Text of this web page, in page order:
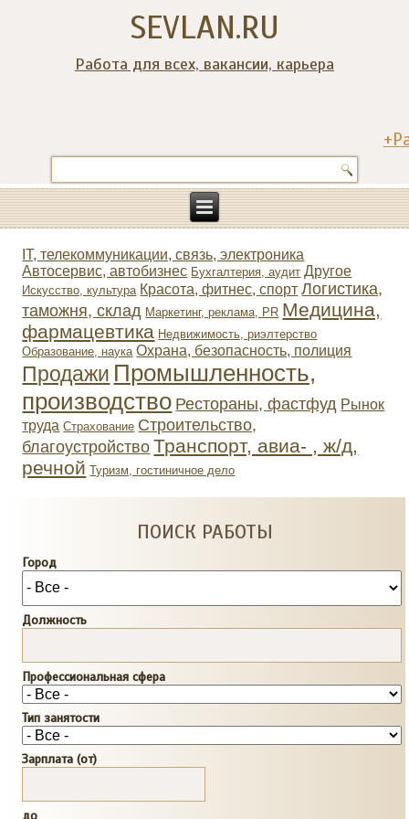
SEVLAN.RU
Работа для всех, вакансии, карьера
IT, телекоммуникации, связь, электроника
Автосервис, автобизнес Бухгалтерия, аудит Другое
Искусство, культура Красота, фитнес, спорт Логистика,
таможня, склад Маркетинг, реклама, PR Медицина,
фармацевтика Недвижимость, риэлтeрство
Образование, наука Охрана, безопасность, полиция
Продажи Промышленность,
производство Рестораны, фастфуд Рынок
труда Страхование Строительство,
благоустройство Транспорт, авиа- , ж/д,
речной Туризм, гостиничное дело
ПОИСК РАБОТЫ
Город
Должность
Профессиональная сфера
Тип занятости
Зарплата (от)
до